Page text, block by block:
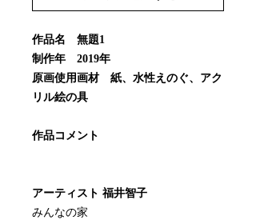
作品名 無題1
制作年 2019年
原画使用画材 紙、水性えのぐ、アク
リル絵の具
作品コメント
アーティスト 福井智子
みんなの家